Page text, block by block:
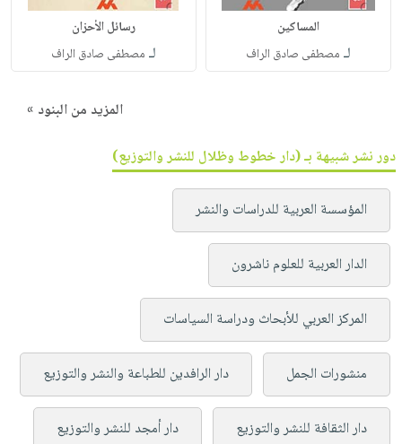
المساكين
لـ مصطفى صادق الراف
رسائل الأحزان
لـ مصطفى صادق الراف
المزيد من البنود »
دور نشر شبيهة بـ (دار خطوط وظلال للنشر والتوزيع)
المؤسسة العربية للدراسات والنشر
الدار العربية للعلوم ناشرون
المركز العربي للأبحاث ودراسة السياسات
منشورات الجمل دار الرافدين للطباعة والنشر والتوزيع
دار الثقافة للنشر والتوزيع دار أمجد للنشر والتوزيع